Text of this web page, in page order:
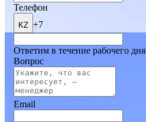
Телефон
KZ +7
Ответим в течение рабочего дня
Вопрос
Email